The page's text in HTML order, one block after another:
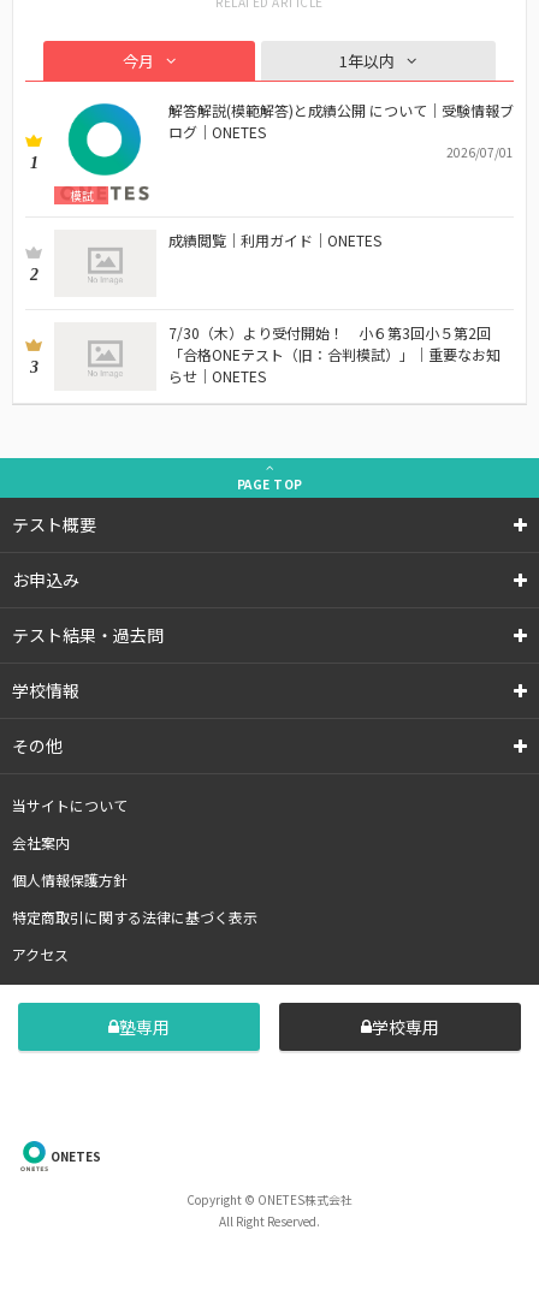
今月 1年以内
1
模試
解答解説(模範解答)と成績公開 について｜受験情報ブ
ログ｜ONETES
2026/07/01
2
成績閲覧｜利用ガイド｜ONETES
3
7/30（木）より受付開始！ 小６第3回小５第2回
「合格ONEテスト（旧：合判模試）」｜重要なお知
らせ｜ONETES
PAGE TOP
テスト概要
お申込み
テスト結果・過去問
学校情報
その他
当サイトについて
会社案内
個人情報保護方針
特定商取引に関する法律に基づく表示
アクセス
塾専用 学校専用
ONETES
Copyright © ONETES株式会社
All Right Reserved.